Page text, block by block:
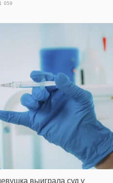
059
выиграла суд у